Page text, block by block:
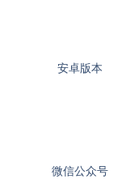
安卓版本
微信公众号